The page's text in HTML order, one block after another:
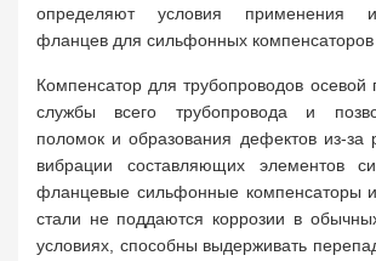
определяют условия применения и
фланцев для сильфонных компенсаторов
Компенсатор для трубопроводов осевой
службы всего трубопровода и
поломок и образования дефектов из-за
вибрации составляющих элементов
фланцевые сильфонные компенсаторы
стали не поддаются коррозии в
условиях, способны выдерживать